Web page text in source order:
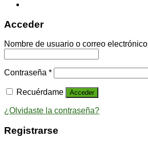
Acceder
Nombre de usuario o correo electrónico
Contraseña *
Recuérdame Acceder
¿Olvidaste la contraseña?
Registrarse